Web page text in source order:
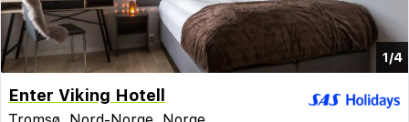
1/4
Enter Viking Hotell